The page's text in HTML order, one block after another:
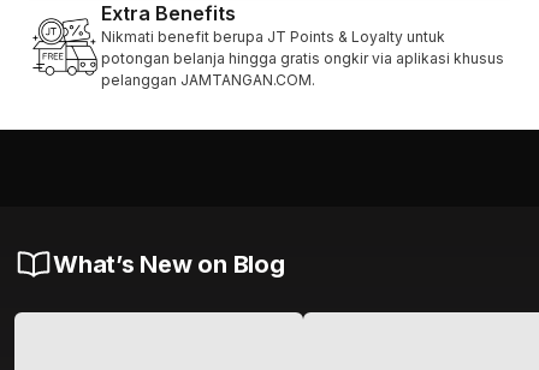
Extra Benefits
Nikmati benefit berupa JT Points & Loyalty untuk
potongan belanja hingga gratis ongkir via aplikasi khusus
pelanggan JAMTANGAN.COM.
What’s New on Blog